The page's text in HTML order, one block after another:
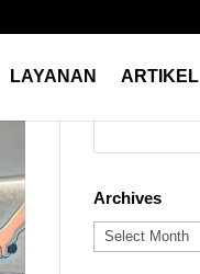
LAYANAN ARTIKEL
Archives
Archives